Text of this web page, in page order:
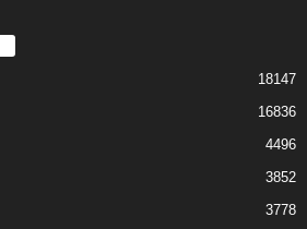
18147
16836
4496
3852
3778